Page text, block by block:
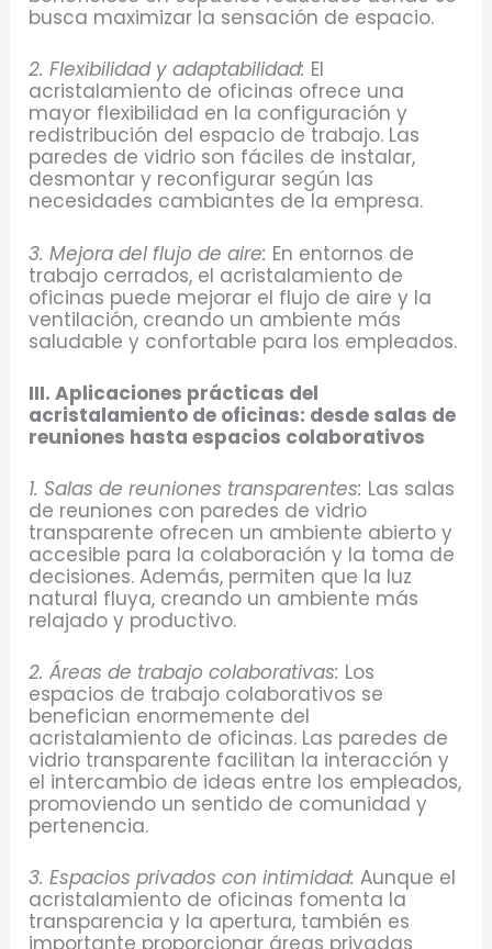
busca maximizar la sensación de espacio.
2. Flexibilidad y adaptabilidad: El
acristalamiento de oficinas ofrece una
mayor flexibilidad en la configuración y
redistribución del espacio de trabajo. Las
paredes de vidrio son fáciles de instalar,
desmontar y reconfigurar según las
necesidades cambiantes de la empresa.
3. Mejora del flujo de aire: En entornos de
trabajo cerrados, el acristalamiento de
oficinas puede mejorar el flujo de aire y la
ventilación, creando un ambiente más
saludable y confortable para los empleados.
III. Aplicaciones prácticas del
acristalamiento de oficinas: desde salas de
reuniones hasta espacios colaborativos
1. Salas de reuniones transparentes: Las salas
de reuniones con paredes de vidrio
transparente ofrecen un ambiente abierto y
accesible para la colaboración y la toma de
decisiones. Además, permiten que la luz
natural fluya, creando un ambiente más
relajado y productivo.
2. Áreas de trabajo colaborativas: Los
espacios de trabajo colaborativos se
benefician enormemente del
acristalamiento de oficinas. Las paredes de
vidrio transparente facilitan la interacción y
el intercambio de ideas entre los empleados,
promoviendo un sentido de comunidad y
pertenencia.
3. Espacios privados con intimidad: Aunque el
acristalamiento de oficinas fomenta la
transparencia y la apertura, también es